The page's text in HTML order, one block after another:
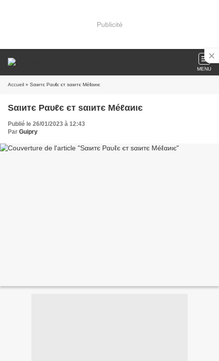
Publicité
MENU
Accueil » Sαιитє Рαυℓє єт ѕαιитє Méℓαиιє
Sαιитє Рαυℓє єт ѕαιитє Méℓαиιє
Publié le 26/01/2023 à 12:43
Par Guipry